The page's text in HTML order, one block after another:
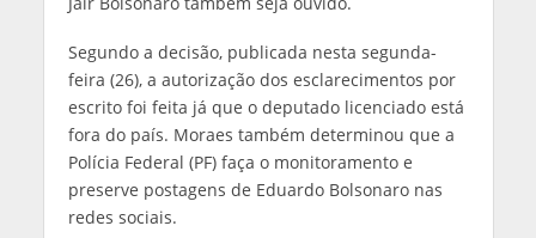
Segundo a decisão, publicada nesta segunda-
feira (26), a autorização dos esclarecimentos por
escrito foi feita já que o deputado licenciado está
fora do país. Moraes também determinou que a
Polícia Federal (PF) faça o monitoramento e
preserve postagens de Eduardo Bolsonaro nas
redes sociais.